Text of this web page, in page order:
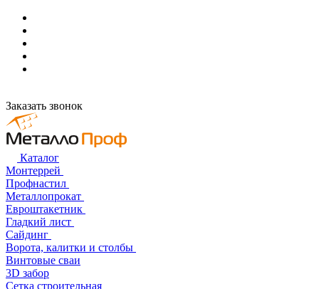
Заказать звонок
Каталог
Монтеррей
Профнастил
Металлопрокат
Евроштакетник
Гладкий лист
Сайдинг
Ворота, калитки и столбы
Винтовые сваи
3D забор
Сетка строительная